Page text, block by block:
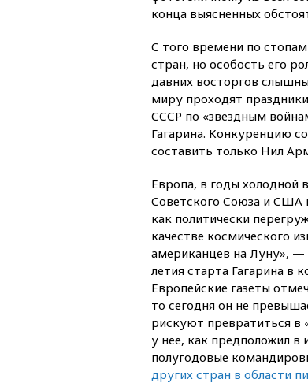
конца выясненных
С того времени по
стран, но особость его
давних восторгов
миру проходят
СССР по «звездным
Гагарина. Конкуренцию
составить только Нил
Европа, в годы холодной
Советского Союза и США
как политически
качестве космического
американцев на Луну», —
летия старта Гагарина в
Европейские газеты
то сегодня он не
рискуют превратиться в
у нее, как предположил в
полугодовые
других стран в области